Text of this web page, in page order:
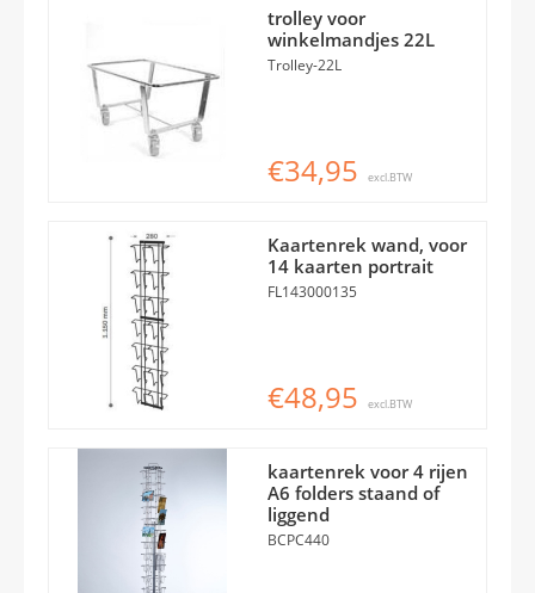
trolley voor
winkelmandjes 22L
Trolley-22L
€34,95 excl.BTW
Kaartenrek wand, voor
14 kaarten portrait
FL143000135
€48,95 excl.BTW
kaartenrek voor 4 rijen
A6 folders staand of
liggend
BCPC440